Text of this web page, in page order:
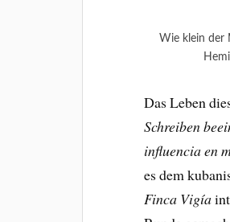
Wie klein der
Das Leben
Schreiben
influencia en
es dem
Finca Vigía